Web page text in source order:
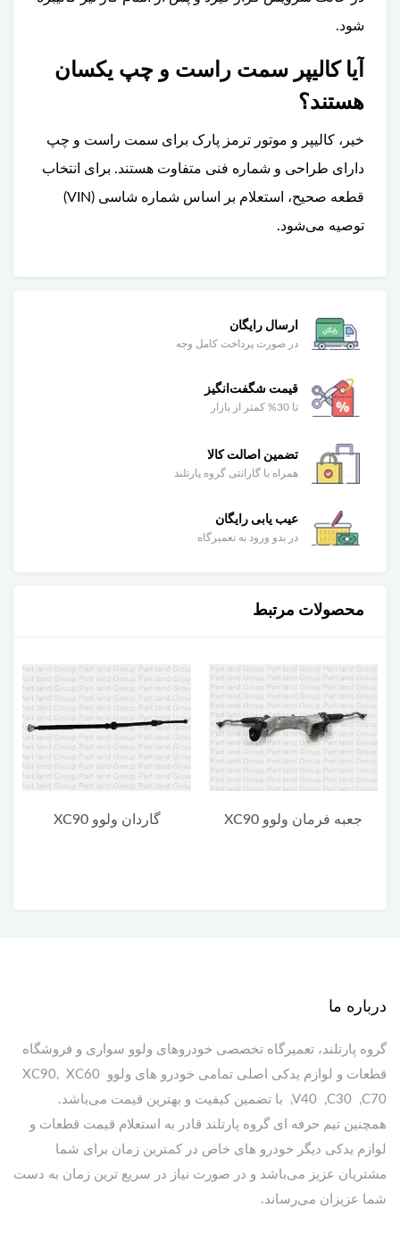
شود.
آیا کالیپر سمت راست و چپ یکسان
هستند؟
خیر، کالیپر و موتور ترمز پارک برای سمت راست و چپ
دارای طراحی و شماره فنی متفاوت هستند. برای انتخاب
قطعه صحیح، استعلام بر اساس شماره شاسی (VIN)
توصیه می‌شود.
ارسال رایگان
در صورت پرداخت کامل وجه
قیمت شگفت‌انگیز
تا 30% کمتر از بازار
تضمین اصالت کالا
همراه با گارانتی گروه پارتلند
عیب یابی رایگان
در بدو ورود به تعمیرگاه
محصولات مرتبط
گاردان ولوو XC90
یونیت پایین چراغ جلو ولوو
درباره ما
گروه پارتلند، تعمیرگاه تخصصی خودروهای ولوو سواری و فروشگاه
قطعات و لوازم یدکی اصلی تمامی خودرو های ولوو XC90, XC60
,V40 ,C30 ,C70 با تضمین کیفیت و بهترین قیمت می‌باشد.
همچنین تیم حرفه ای گروه پارتلند قادر به استعلام قیمت قطعات و
لوازم یدکی دیگر خودرو های خاص در کمترین زمان برای شما
مشتریان عزیز می‌باشد و در صورت نیاز در سریع ترین زمان به دست
شما عزیزان می‌رساند.